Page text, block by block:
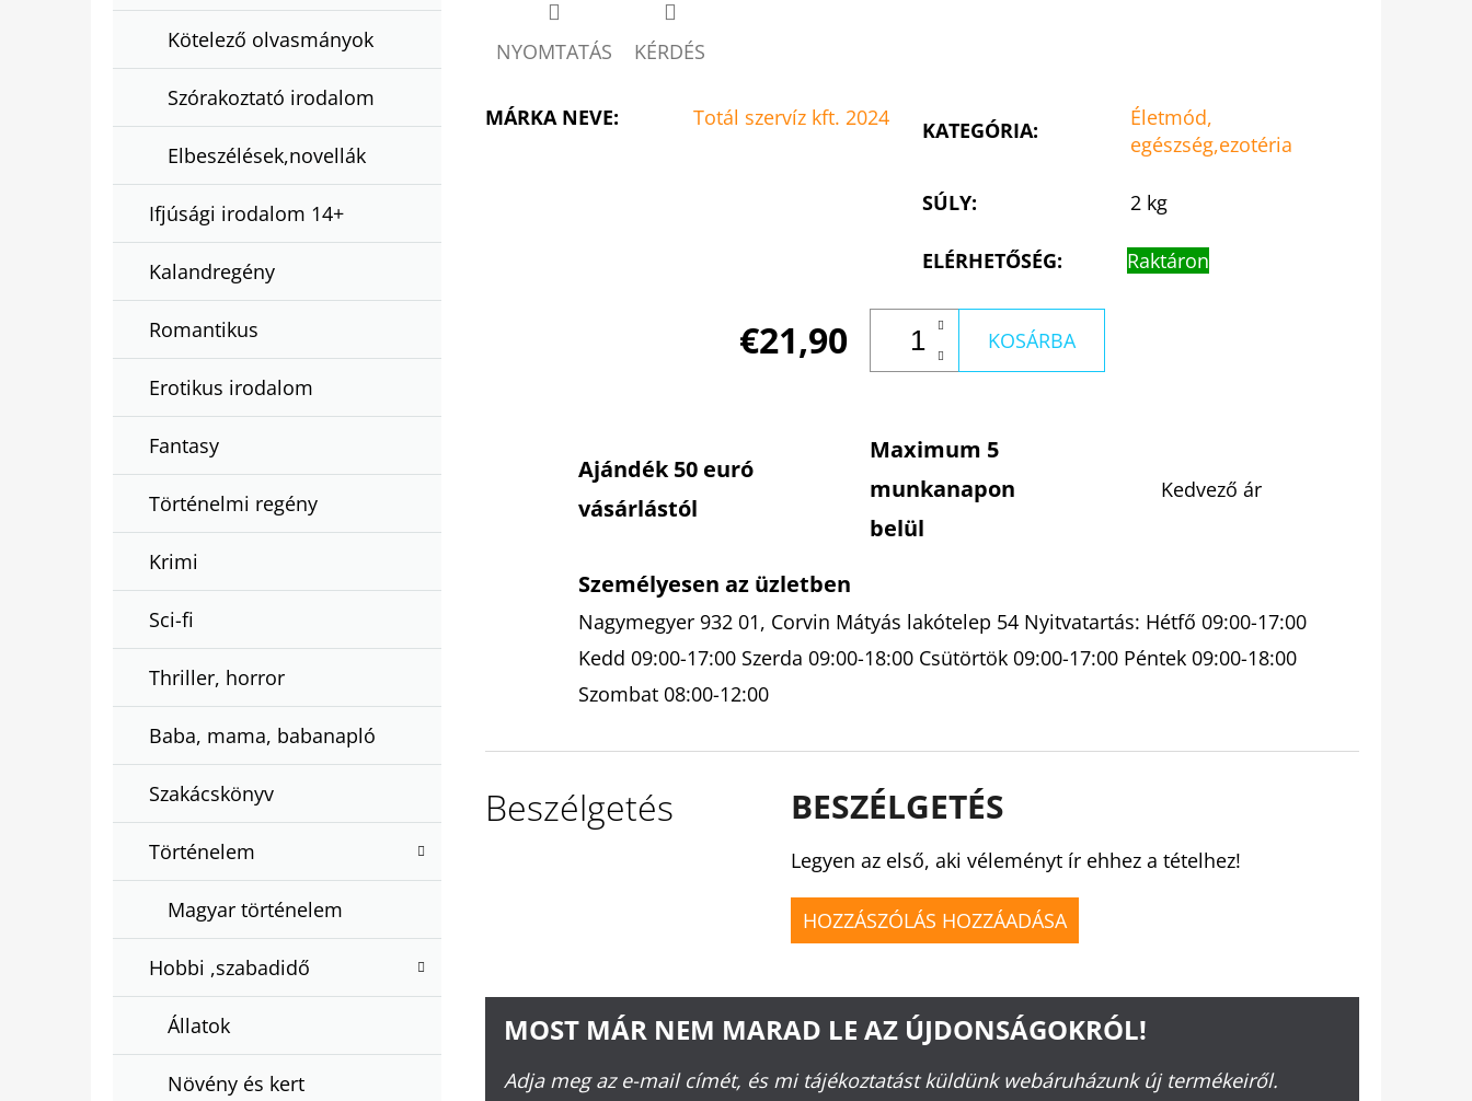
Kötelező olvasmányok
Szórakoztató irodalom
Elbeszélések,novellák
Ifjúsági irodalom 14+
Kalandregény
Romantikus
Erotikus irodalom
Fantasy
Történelmi regény
Krimi
Sci-fi
Thriller, horror
Baba, mama, babanapló
Szakácskönyv
Történelem
Magyar történelem
Hobbi ,szabadidő
Állatok
Növény és kert
NYOMTATÁS KÉRDÉS
MÁRKA NEVE: Totál szervíz kft. 2024 KATEGÓRIA:
Életmód,
egészség,ezotéria
SÚLY: 2 kg
ELÉRHETŐSÉG: Raktáron
€21,90 KOSÁRBA
Ajándék 50 euró
vásárlástól
Maximum 5
munkanapon
belül
Kedvező ár
Személyesen az üzletben
Nagymegyer 932 01, Corvin Mátyás lakótelep 54 Nyitvatartás: Hétfő 09:00-17:00
Kedd 09:00-17:00 Szerda 09:00-18:00 Csütörtök 09:00-17:00 Péntek 09:00-18:00
Szombat 08:00-12:00
Beszélgetés BESZÉLGETÉS
Legyen az első, aki véleményt ír ehhez a tételhez!
HOZZÁSZÓLÁS HOZZÁADÁSA
MOST MÁR NEM MARAD LE AZ ÚJDONSÁGOKRÓL!
Adja meg az e-mail címét, és mi tájékoztatást küldünk webáruházunk új termékeiről.